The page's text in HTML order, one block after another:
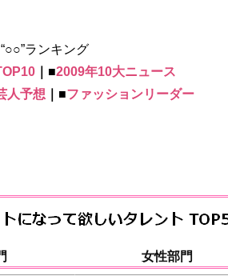
ランキング
｜■2009年10大ニュース
人予想 ｜■ファッションリーダー
女性部門